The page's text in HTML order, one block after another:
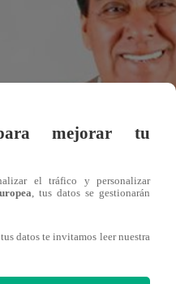
mejorar tu
el tráfico y personalizar
, tus datos se gestionarán
datos te invitamos leer nuestra